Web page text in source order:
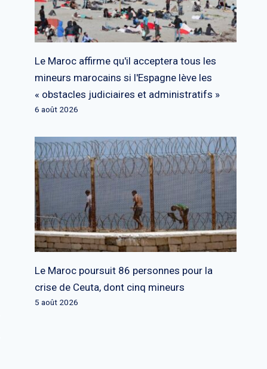
Le Maroc affirme qu'il acceptera tous les
mineurs marocains si l'Espagne lève les
« obstacles judiciaires et administratifs »
6 août 2026
Le Maroc poursuit 86 personnes pour la
crise de Ceuta, dont cinq mineurs
5 août 2026